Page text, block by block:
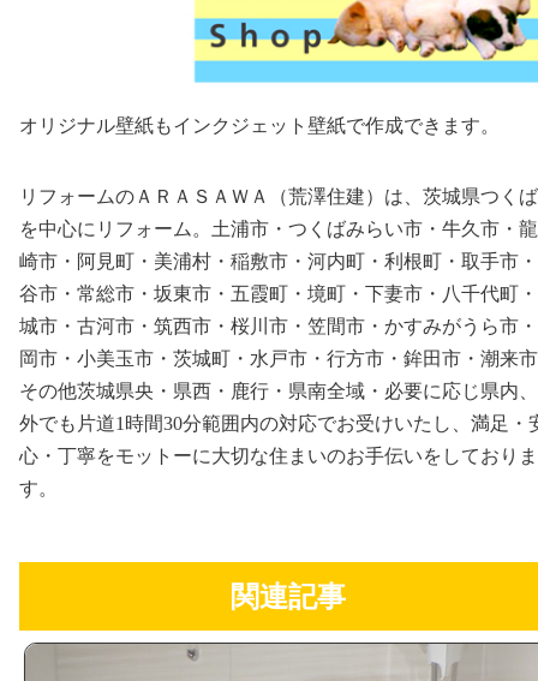
オリジナル壁紙もインクジェット壁紙で作成できます。
リフォームのＡＲＡＳＡＷＡ（荒澤住建）は、茨城県つく
を中心にリフォーム。土浦市・つくばみらい市・牛久市・
崎市・阿見町・美浦村・稲敷市・河内町・利根町・取手市
谷市・常総市・坂東市・五霞町・境町・下妻市・八千代町
城市・古河市・筑西市・桜川市・笠間市・かすみがうら市
岡市・小美玉市・茨城町・水戸市・行方市・鉾田市・潮来
その他茨城県央・県西・鹿行・県南全域・必要に応じ県内
外でも片道1時間30分範囲内の対応でお受けいたし、満足・
心・丁寧をモットーに大切な住まいのお手伝いをしておりま
す。
関連記事